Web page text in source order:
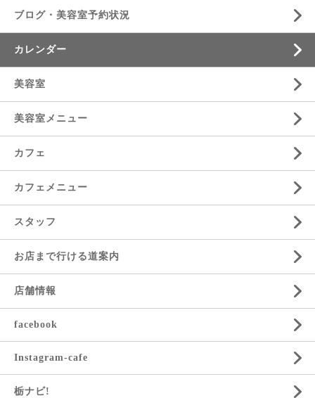
ブログ・美容室予約状況
カレンダー
美容室
美容室メニュー
カフェ
カフェメニュー
スタッフ
お店まで行ける道案内
店舗情報
facebook
Instagram-cafe
栃ナビ!